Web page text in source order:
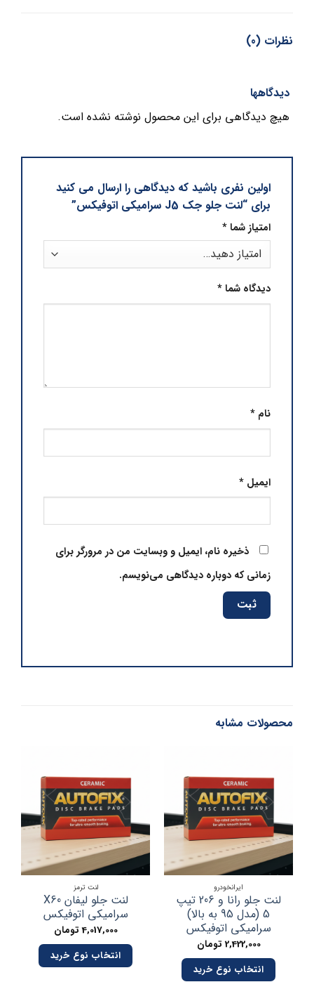
نظرات (0)
دیدگاهها
هیچ دیدگاهی برای این محصول نوشته نشده است.
اولین نفری باشید که دیدگاهی را ارسال می کنید
برای “لنت جلو جک J5 سرامیکی اتوفیکس”
امتیاز شما*
دیدگاه شما*
نام*
ایمیل*
ذخیره نام، ایمیل و وبسایت من در مرورگر برای
زمانی که دوباره دیدگاهی می‌نویسم.
محصولات مشابه
ایرانخودرو
لنت جلو رانا و 206 تیپ
5 (مدل 95 به بالا)
سرامیکی اتوفیکس
2,422,000تومان
انتخاب نوع خرید
لنت ترمز
لنت جلو لیفان X60
سرامیکی اتوفیکس
4,017,000 تومان
انتخاب نوع خرید